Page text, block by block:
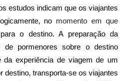
estudos indicam que os viajantes
no momento em que
o destino. A preparação da
pormenores sobre o destino
experiência de viagem de um
destino, transporta-se os viajantes